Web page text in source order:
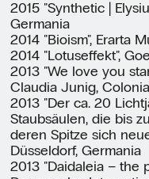
2015 "Synthetic |
Germania
2014 "Bioism", Erarta
2014 "Lotuseffekt",
2013 "We love you
Claudia Junig,
2013 "Der ca. 20
Staubsäulen, die bis
deren Spitze sich
Düsseldorf, Germania
2013 "Daidaleia – the